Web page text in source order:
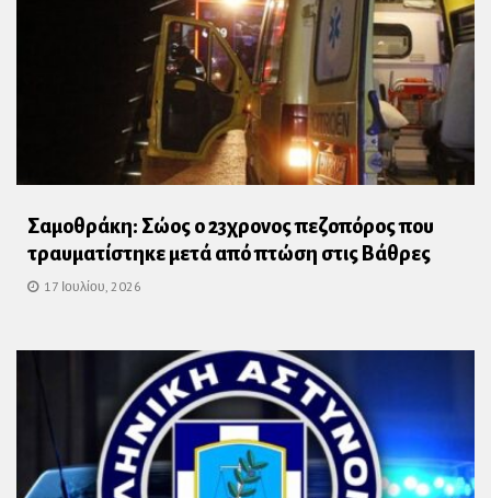
Σαμοθράκη: Σώος ο 23χρονος πεζοπόρος που
τραυματίστηκε μετά από πτώση στις Βάθρες
17 Ιουλίου, 2026